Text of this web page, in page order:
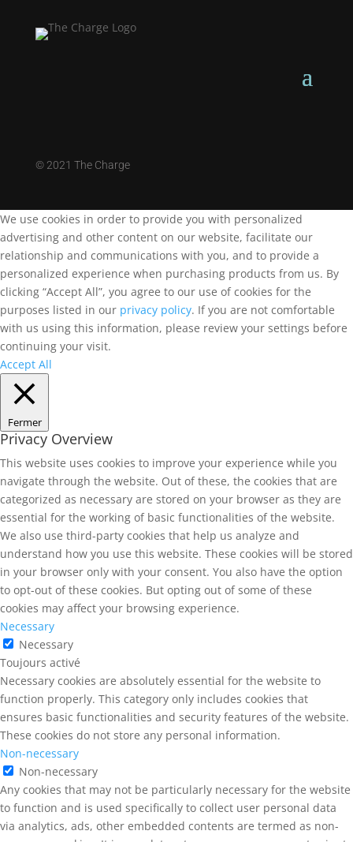
©2021 The Charge
We use cookies in order to provide you with personalized
advertising and other content on our website, facilitate our
relationship and communications with you, and to provide a
personalized experience when purchasing products from us. By
clicking “Accept All”, you agree to our use of cookies for the
purposes listed in our privacy policy. If you are not comfortable
with us using this information, please review your settings before
continuing your visit.
Accept All
Fermer
Privacy Overview
This website uses cookies to improve your experience while you
navigate through the website. Out of these, the cookies that are
categorized as necessary are stored on your browser as they are
essential for the working of basic functionalities of the website.
We also use third-party cookies that help us analyze and
understand how you use this website. These cookies will be stored
in your browser only with your consent. You also have the option
to opt-out of these cookies. But opting out of some of these
cookies may affect your browsing experience.
Necessary
Necessary
Toujours activé
Necessary cookies are absolutely essential for the website to
function properly. This category only includes cookies that
ensures basic functionalities and security features of the website.
These cookies do not store any personal information.
Non-necessary
Non-necessary
Any cookies that may not be particularly necessary for the website
to function and is used specifically to collect user personal data
via analytics, ads, other embedded contents are termed as non-